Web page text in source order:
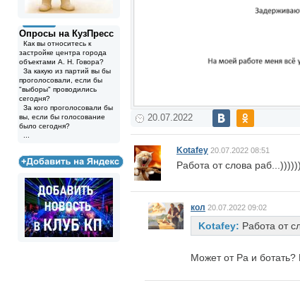
Опросы на КузПресс
Как вы относитесь к
застройке центра города
объектами А. Н. Говора?
За какую из партий вы бы
проголосовали, если бы
"выборы" проводились
сегодня?
За кого проголосовали бы
вы, если бы голосование
было сегодня?
20.07.2022
Kotafey 20.07.2022 08:51
Работа от слова
кол 20.07.2022 09:02
Kotafey: Работа от
Может от Ра и ботать?